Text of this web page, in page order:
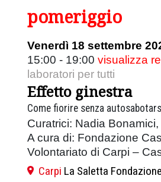
pomeriggio
Venerdì 18 settembre
15:00 - 19:00 visualizza
laboratori per tutti
Effetto ginestra
Come fiorire senza
Curatrici: Nadia
A cura di: Fondazione
Volontariato di Carpi –
Carpi La Saletta